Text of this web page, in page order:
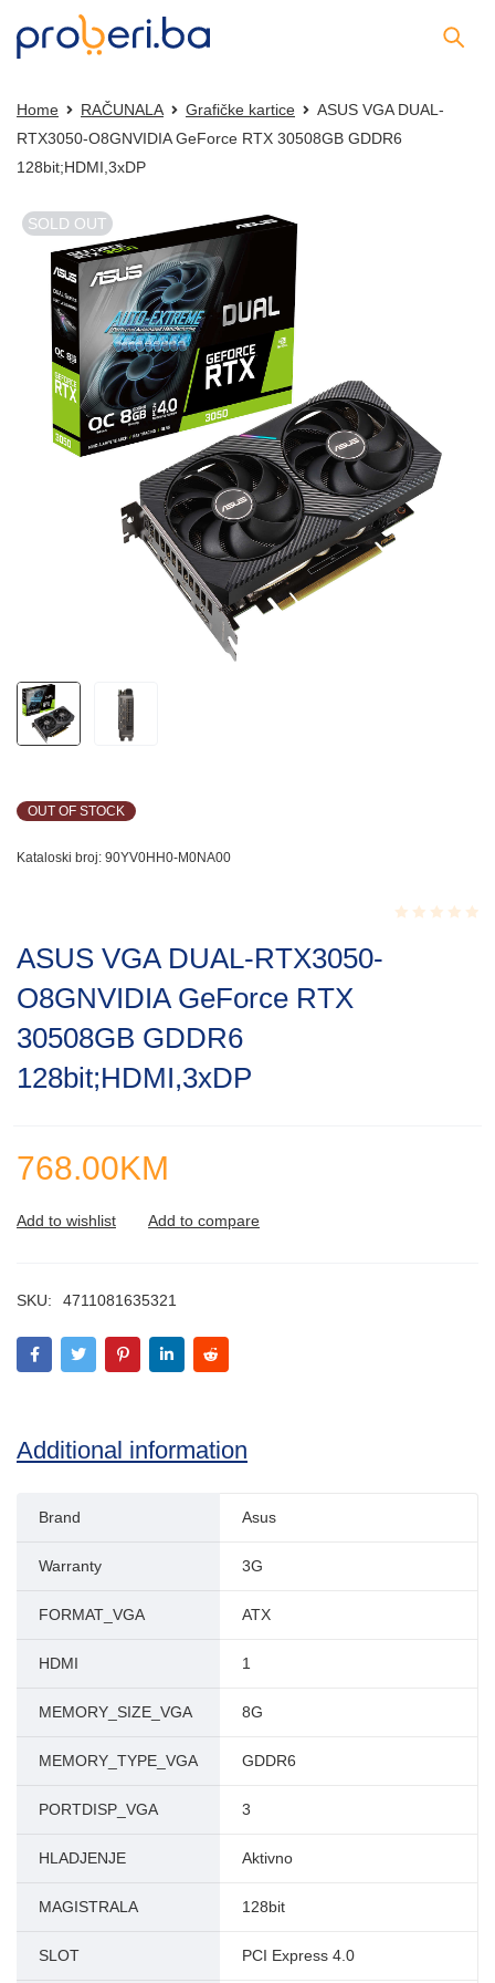
Home RAČUNALA Grafičke kartice
ASUS VGA DUAL-
RTX3050-O8GNVIDIA GeForce RTX 30508GB GDDR6
128bit;HDMI,3xDP
SOLD OUT
OUT OF STOCK
Kataloski broj: 90YV0HH0-M0NA00
ASUS VGA DUAL-RTX3050-
O8GNVIDIA GeForce RTX
30508GB GDDR6
128bit;HDMI,3xDP
768.00KM
SKU: 4711081635321
Additional information
Brand Asus
Warranty 3G
FORMAT_VGA ATX
HDMI 1
MEMORY_SIZE_VGA 8G
MEMORY_TYPE_VGA GDDR6
PORTDISP_VGA 3
HLADJENJE Aktivno
MAGISTRALA 128bit
SLOT PCI Express 4.0